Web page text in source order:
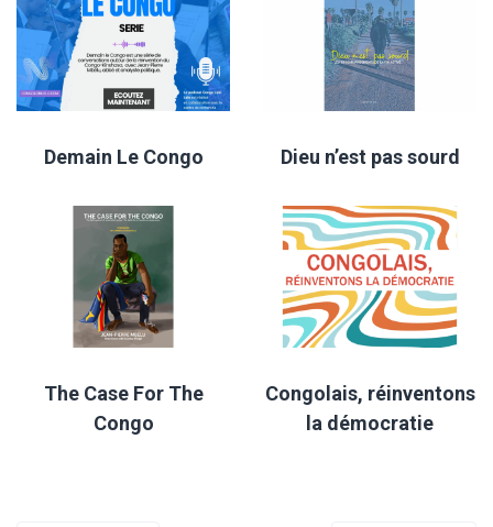
Demain Le Congo Dieu n’est pas sourd
The Case For The
Congo
Congolais, réinventons
la démocratie